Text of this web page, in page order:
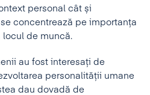
personal cât și
concentrează pe importanța
de muncă.
au fost interesați de
personalității umane
dau dovadă de